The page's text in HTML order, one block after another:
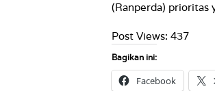
(Ranperda) prioritas
Post Views: 437
Bagikan ini:
Facebook